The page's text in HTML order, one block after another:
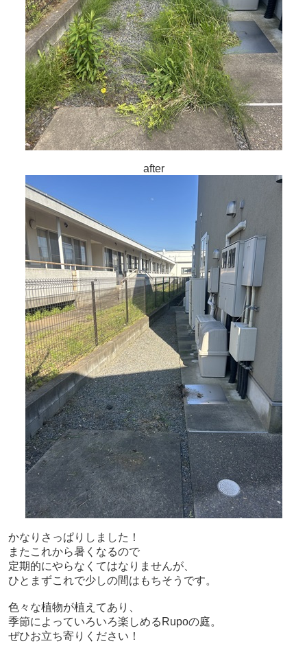
after
かなりさっぱりしました！
またこれから暑くなるので
定期的にやらなくてはなりませんが、
ひとまずこれで少しの間はもちそうです。
色々な植物が植えてあり、
季節によっていろいろ楽しめるRupoの庭。
ぜひお立ち寄りください！